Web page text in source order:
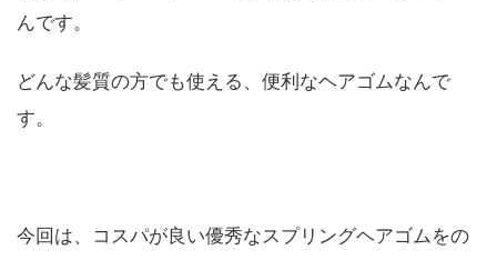
んです。
どんな髪質の方でも使える、便利なヘアゴムなんで
す。
今回は、コスパが良い優秀なスプリングヘアゴムをの